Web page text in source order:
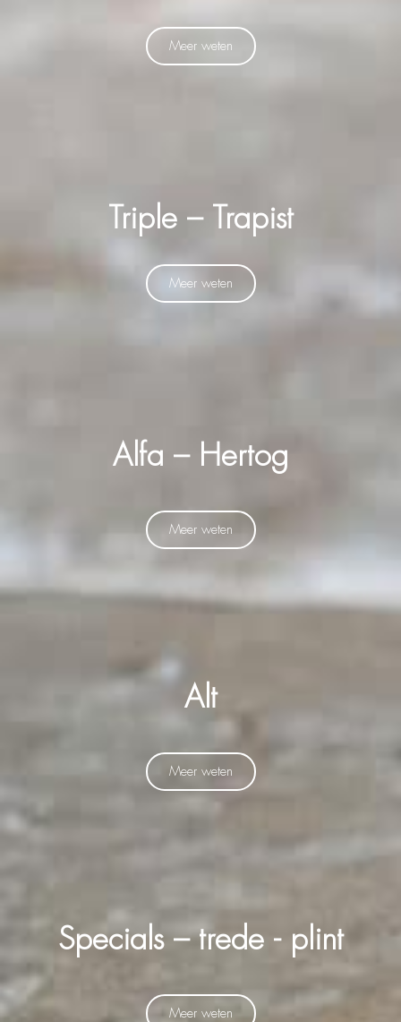
Meer weten
Triple – Trapist
Meer weten
Alfa – Hertog
Meer weten
Alt
Meer weten
Specials – trede - plint
Meer weten